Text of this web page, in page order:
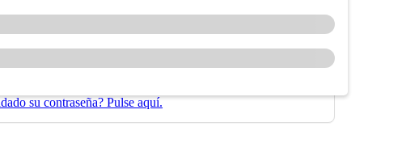
su contraseña? Pulse aquí.